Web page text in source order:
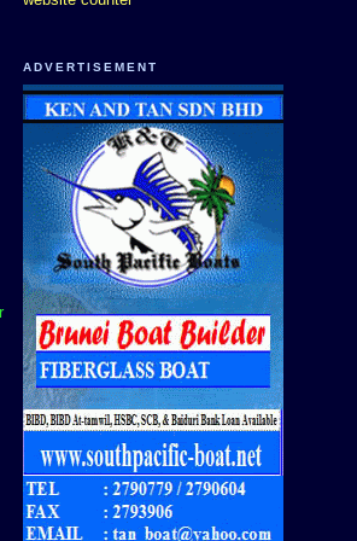
ADVERTISEMENT